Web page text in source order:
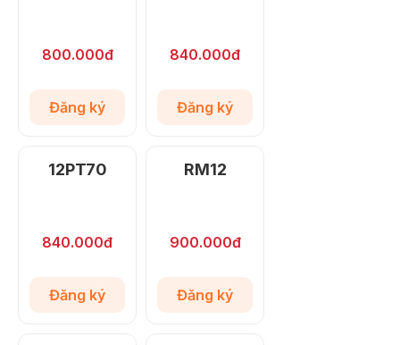
800.000đ
Đăng ký
840.000đ
Đăng ký
12PT70
840.000đ
Đăng ký
RM12
900.000đ
Đăng ký